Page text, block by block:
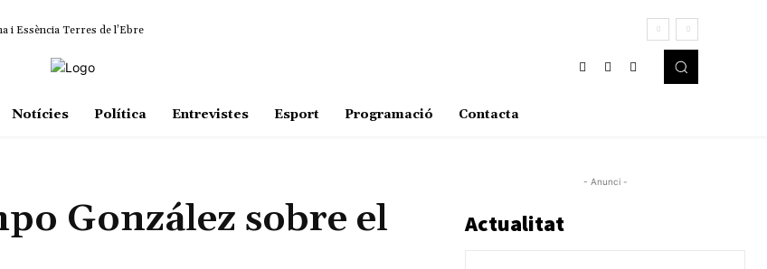
i Essència Terres de l’Ebre
Notícies Política Entrevistes Esport Programació Contacta
González sobre el
- Anunci -
Actualitat